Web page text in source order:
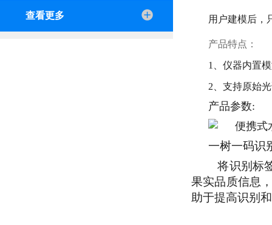
查看更多 用户建模后，
产品特点：
1、仪器内置
2、支持原始
产品参数:
一树一码识
将识别标
果实品质信息
助于提高识别